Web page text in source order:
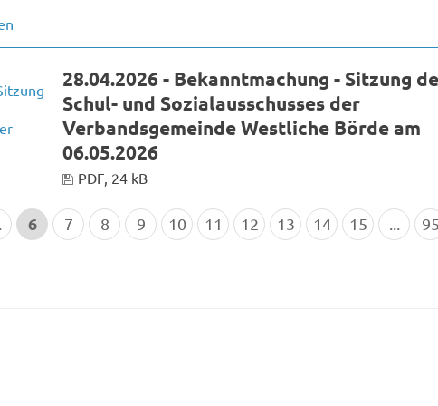
28.04.2026 - Bekanntmachung - Sitzung
Schul- und Sozialausschusses der
Verbandsgemeinde Westliche Börde am
06.05.2026
PDF, 24 kB
6 7 8 9 10 11 12 13 14 15 95